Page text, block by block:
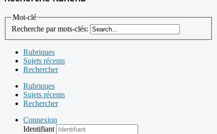
Mot-clé
Recherche par mots-clés:
Rubriques
Sujets récents
Rechercher
Rubriques
Sujets récents
Rechercher
Connexion
Identifiant